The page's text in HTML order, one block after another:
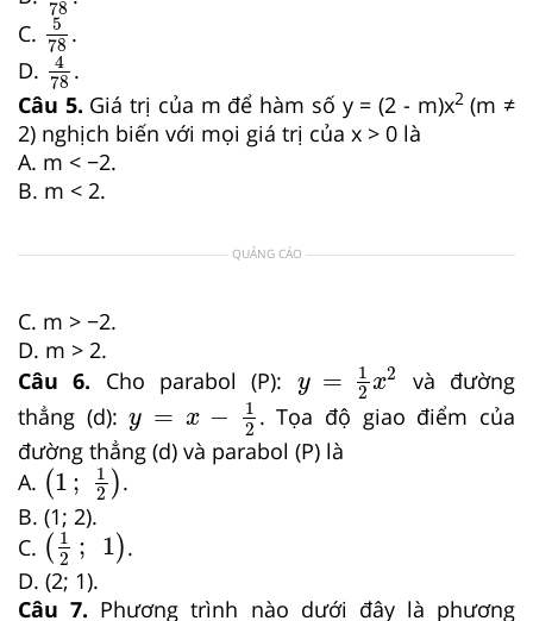
78
C.
5
78
578.
D.
4
78
478.
Câu 5. Giá trị của m để hàm số y = (2 - m)x2(m ≠
2) nghịch biến với mọi giá trị của x > 0 là
A. m < −2.
B. m < 2.
QUẢNG CÁO
C. m > −2.
D. m > 2.
Câu 6. Cho parabol (P): y =
1
2 x2
2 2 và đường
thẳng (d):y = x −
1
2
y =x−12
. Tọa độ giao điểm của
đường thẳng (d) và parabol (P) là
A. (1 ;
1
2 )
1 ; 12 .
B. (1; 2).
C. ( 1
2 ; 1)
12 ; 1
.
D. (2; 1).
Câu 7. Phương trình nào dưới đây là phương